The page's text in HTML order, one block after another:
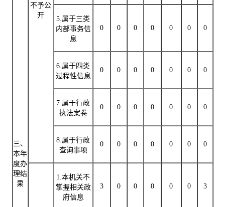
三、
本年
度办
理结
果
不予公
开
5.属于三类
内部事务信
息
0 0 0 0 0 0 0
6.属于四类
过程性信息
0 0 0 0 0 0 0
7.属于行政
执法案卷
0 0 0 0 0 0 0
8.属于行政
查询事项
0 0 0 0 0 0 0
1.本机关不
掌握相关政
府信息
3 0 0 0 0 0 3